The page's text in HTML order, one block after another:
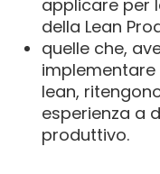
applicare per
della Lean
quelle che,
lean,
esperienza a
produttivo.